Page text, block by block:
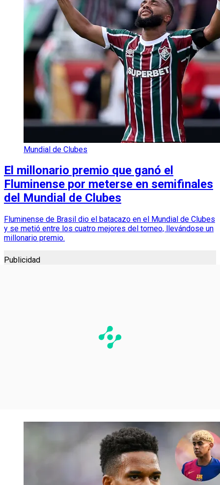
Mundial de Clubes
El millonario premio que ganó el
Fluminense por meterse en semifinales
del Mundial de Clubes
Fluminense de Brasil dio el batacazo en el Mundial de Clubes
y se metió entre los cuatro mejores del torneo, llevándose un
millonario premio.
Publicidad